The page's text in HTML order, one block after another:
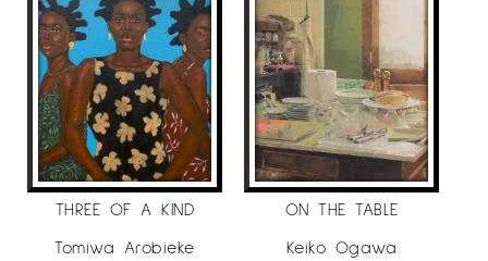
THREE OF A KIND
Tomiwa Arobieke
ON THE TABLE
Keiko Ogawa